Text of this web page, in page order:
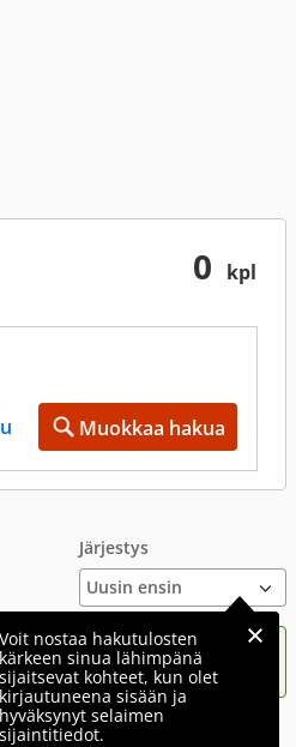
0 kpl
Muokkaa hakua
Järjestys
Voit nostaa hakutulosten
kärkeen sinua lähimpänä
sijaitsevat kohteet, kun olet
kirjautuneena sisään ja
hyväksynyt selaimen
sijaintitiedot.